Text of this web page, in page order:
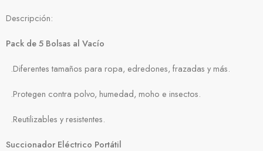
Descripción:
Pack de 5 Bolsas al Vacío
.Diferentes tamaños para ropa, edredones, frazadas y más.
.Protegen contra polvo, humedad, moho e insectos.
.Reutilizables y resistentes.
Succionador Eléctrico Portátil